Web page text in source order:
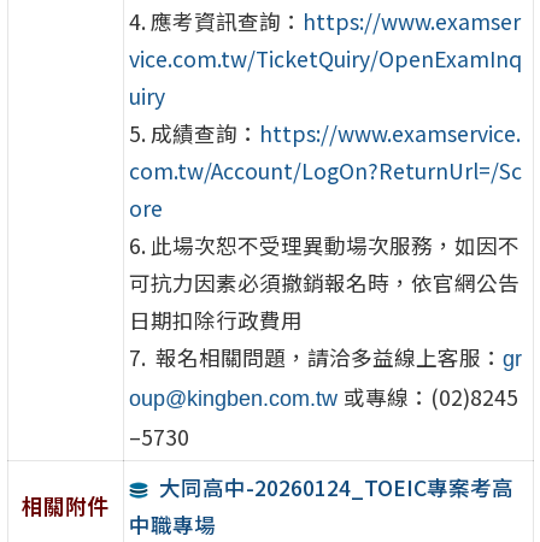
4. 應考資訊查詢： https://www.examser
vice.com.tw/TicketQuiry/OpenExamInq
uiry
5. 成績查詢： https://www.examservice.
com.tw/Account/LogOn?ReturnUrl=/Sc
ore
6. 此場次恕不受理異動場次服務， 如因不
可抗力因素必須撤銷報名時，依官網公告
日期扣除行政費用
7. 報名相關問題，請洽多益線上客服 ： gr
oup@kingben.com.tw 或專線： (02)8245
–5730
相關附件
大同高中-20260124_TOEIC專案考高
中職專場